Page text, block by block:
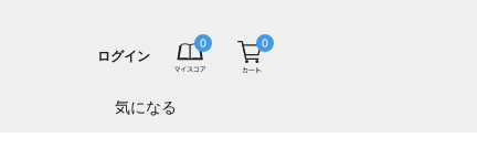
気になる
ログイン